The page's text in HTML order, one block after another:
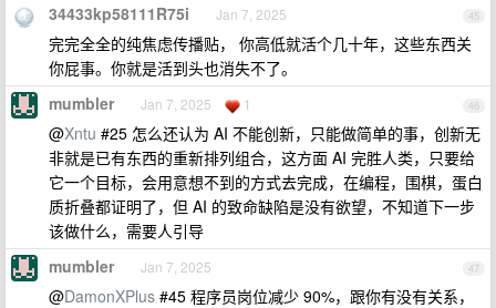
45
34433kp58111R75i Jan 7, 2025
完完全全的纯焦虑传播贴， 你高低就活个几十年，这些东西关
你屁事。你就是活到头也消失不了。
46
mumbler Jan 7, 2025 1
@Xntu #25 怎么还认为 AI 不能创新，只能做简单的事，创新无
非就是已有东西的重新排列组合，这方面 AI 完胜人类，只要给
它一个目标，会用意想不到的方式去完成，在编程，围棋，蛋白
质折叠都证明了，但 AI 的致命缺陷是没有欲望，不知道下一步
该做什么，需要人引导
47
mumbler Jan 7, 2025
@DamonXPlus #45 程序员岗位减少 90%，跟你有没有关系，